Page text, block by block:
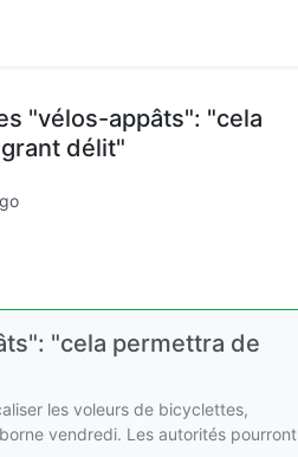
"vélos-appâts": "cela
délit"
"cela permettra de
les voleurs de bicyclettes,
vendredi. Les autorités pourront